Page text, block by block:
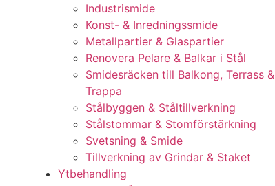
Industrismide
Konst- & Inredningssmide
Metallpartier & Glaspartier
Renovera Pelare & Balkar i Stål
Smidesräcken till Balkong, Terrass &
Trappa
Stålbyggen & Ståltillverkning
Stålstommar & Stomförstärkning
Svetsning & Smide
Tillverkning av Grindar & Staket
Ytbehandling